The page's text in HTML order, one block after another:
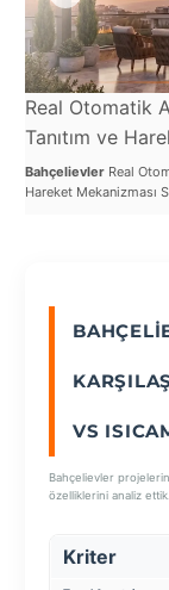
Real Otomatik
Tanıtım ve
Bahçelievler Real
Hareket Mekanizması
VS
Bahçelievler
özelliklerini analiz ettik.
Kriter
VAZGEÇ
SEÇ